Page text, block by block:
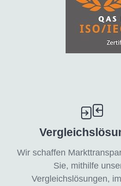
Wir schaffen
Sie, mithilfe
Vergleichslösungen,